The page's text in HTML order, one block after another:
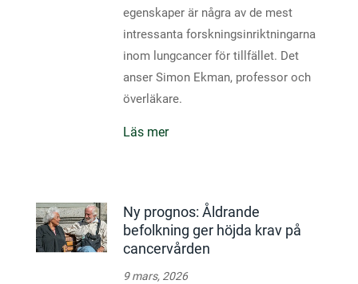
egenskaper är några av de mest
intressanta forskningsinriktningarna
inom lungcancer för tillfället. Det
anser Simon Ekman, professor och
överläkare.
Läs mer
Ny prognos: Åldrande
befolkning ger höjda krav på
cancervården
9 mars, 2026